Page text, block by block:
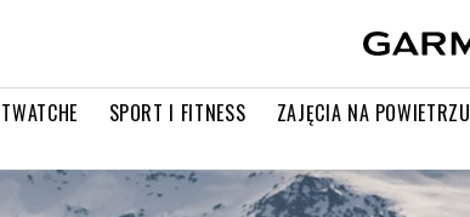
SPORT I FITNESS ZAJĘCIA NA POWIETRZU